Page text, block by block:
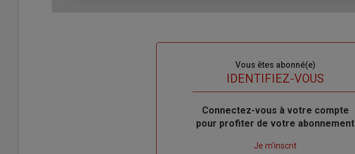
Vous êtes abonné(e)
IDENTIFIEZ-VOUS
Body
Connectez-vous à votre compte
pour profiter de votre abonnement
Je m'inscrit